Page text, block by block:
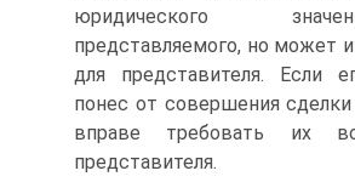
юридического
представляемого, но может
для представителя. Если
понес от совершения
вправе требовать их
представителя.